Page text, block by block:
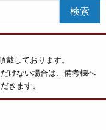
戴しております。
けない場合は、備考欄へ
きます。